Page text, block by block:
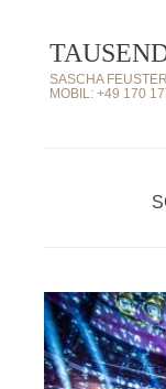
Inhalt
springen
SASCHA
MOBIL: +49 170